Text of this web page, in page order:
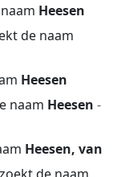
Heesen
de naam
Heesen
naam Heesen -
Heesen, van